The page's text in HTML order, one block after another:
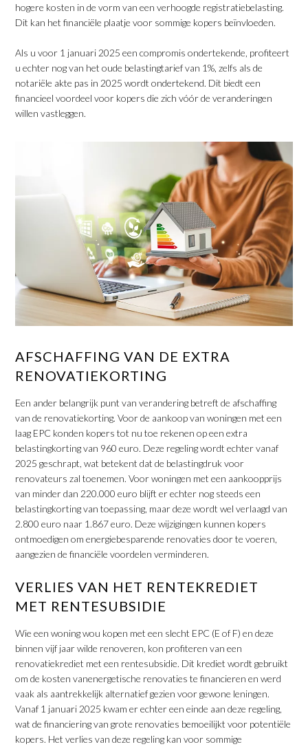
hogere kosten in de vorm van een verhoogde registratiebelasting.
Dit kan het financiële plaatje voor sommige kopers beïnvloeden.
Als u voor 1 januari 2025 een compromis ondertekende, profiteert
u echter nog van het oude belastingtarief van 1%, zelfs als de
notariële akte pas in 2025 wordt ondertekend. Dit biedt een
financieel voordeel voor kopers die zich vóór de veranderingen
willen vastleggen.
AFSCHAFFING VAN DE EXTRA
RENOVATIEKORTING
Een ander belangrijk punt van verandering betreft de afschaffing
van de renovatiekorting. Voor de aankoop van woningen met een
laag EPC konden kopers tot nu toe rekenen op een extra
belastingkorting van 960 euro. Deze regeling wordt echter vanaf
2025 geschrapt, wat betekent dat de belastingdruk voor
renovateurs zal toenemen. Voor woningen met een aankoopprijs
van minder dan 220.000 euro blijft er echter nog steeds een
belastingkorting van toepassing, maar deze wordt wel verlaagd van
2.800 euro naar 1.867 euro. Deze wijzigingen kunnen kopers
ontmoedigen om energiebesparende renovaties door te voeren,
aangezien de financiële voordelen verminderen.
VERLIES VAN HET RENTEKREDIET
MET RENTESUBSIDIE
Wie een woning wou kopen met een slecht EPC (E of F) en deze
binnen vijf jaar wilde renoveren, kon profiteren van een
renovatiekrediet met een rentesubsidie. Dit krediet wordt gebruikt
om de kosten vanenergetische renovaties te financieren en werd
vaak als aantrekkelijk alternatief gezien voor gewone leningen.
Vanaf 1 januari 2025 kwam er echter een einde aan deze regeling,
wat de financiering van grote renovaties bemoeilijkt voor potentiële
kopers. Het verlies van deze regeling kan voor sommige